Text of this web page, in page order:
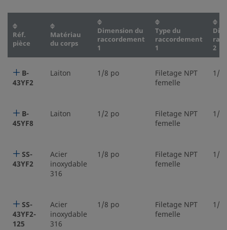
Réf.
pièce
Matériau
du corps
Dimension du
raccordement
1
Type du
raccordement
1
2
B-
43YF2
Laiton 1/8 po
Filetage NPT
femelle
1/8
B-
45YF8
Laiton 1/2 po
Filetage NPT
femelle
1/2
SS-
43YF2
Acier
inoxydable
316
1/8 po
Filetage NPT
femelle
1/8
SS-
43YF2-
125
Acier
inoxydable
316
1/8 po
Filetage NPT
femelle
1/8